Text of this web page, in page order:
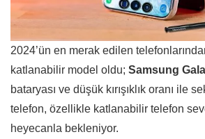
2024’ün en merak edilen
katlanabilir model oldu; Samsung
bataryası ve düşük kırışıklık oranı ile
telefon, özellikle katlanabilir telefon
heyecanla bekleniyor.